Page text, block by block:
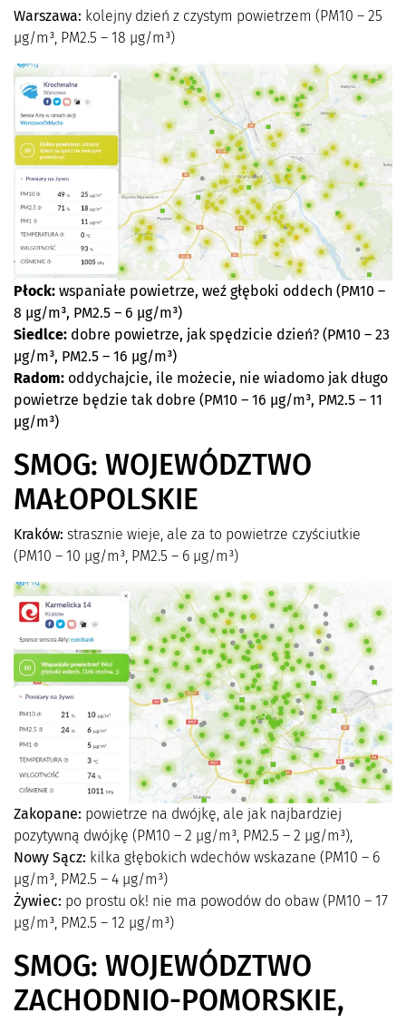
Warszawa: kolejny dzień z czystym powietrzem (PM10 – 25
µg/m³, PM2.5 – 18 µg/m³)
Płock: wspaniałe powietrze, weź głęboki oddech (PM10 –
8 µg/m³, PM2.5 – 6 µg/m³)
Siedlce: dobre powietrze, jak spędzicie dzień? (PM10 – 23
µg/m³, PM2.5 – 16 µg/m³)
Radom: oddychajcie, ile możecie, nie wiadomo jak długo
powietrze będzie tak dobre (PM10 – 16 µg/m³, PM2.5 – 11
µg/m³)
SMOG: WOJEWÓDZTWO
MAŁOPOLSKIE
Kraków: strasznie wieje, ale za to powietrze czyściutkie
(PM10 – 10 µg/m³, PM2.5 – 6 µg/m³)
Zakopane: powietrze na dwójkę, ale jak najbardziej
pozytywną dwójkę (PM10 – 2 µg/m³, PM2.5 – 2 µg/m³),
Nowy Sącz: kilka głębokich wdechów wskazane (PM10 – 6
µg/m³, PM2.5 – 4 µg/m³)
Żywiec: po prostu ok! nie ma powodów do obaw (PM10 – 17
µg/m³, PM2.5 – 12 µg/m³)
SMOG: WOJEWÓDZTWO
ZACHODNIO-POMORSKIE,